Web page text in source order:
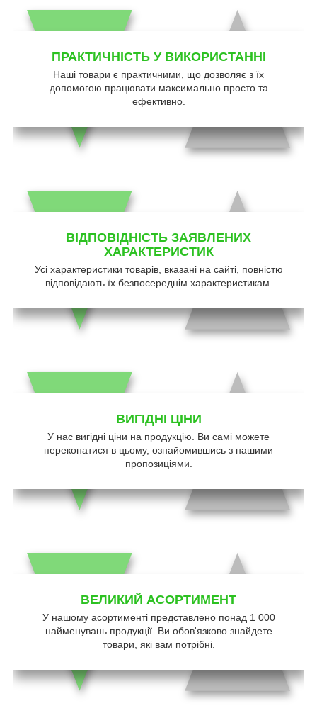
ПРАКТИЧНІСТЬ У ВИКОРИСТАННІ
Наші товари є практичними, що дозволяє з їх
допомогою працювати максимально просто та
ефективно.
ВІДПОВІДНІСТЬ ЗАЯВЛЕНИХ
ХАРАКТЕРИСТИК
Усі характеристики товарів, вказані на сайті, повністю
відповідають їх безпосереднім характеристикам.
ВИГІДНІ ЦІНИ
У нас вигідні ціни на продукцію. Ви самі можете
переконатися в цьому, ознайомившись з нашими
пропозиціями.
ВЕЛИКИЙ АСОРТИМЕНТ
У нашому асортименті представлено понад 1 000
найменувань продукції. Ви обов'язково знайдете
товари, які вам потрібні.